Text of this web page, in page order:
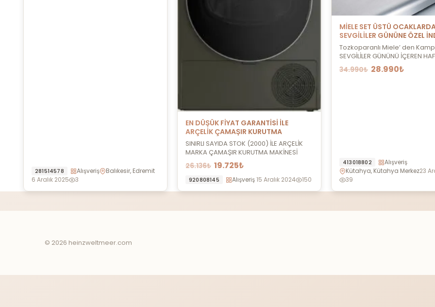
281514578 Alışveriş
Balıkesir, Edremit
6 Aralık 2025
3
EN DÜŞÜK FİYAT GARANTİSİ İLE
ARÇELİK ÇAMAŞIR KURUTMA
MAKİNESİ
SINIRLI SAYIDA STOK (2000) İLE ARÇELİK
MARKA ÇAMAŞIR KURUTMA MAKİNESİ
26.136₺ 19.725₺
920808145 Alışveriş15 Aralık 2024 150
MİELE SET ÜSTÜ
SEVGİLİLER GÜNÜNE ÖZEL
Tozkoparanlı Miele’ den
SEVGİLİLER GÜNÜNÜ İÇEREN
İND...
34.990₺ 28.990₺
413018802
Alışveriş
Kütahya, Kütahya Merkez23
39
© 2026 heinzweltmeer.com